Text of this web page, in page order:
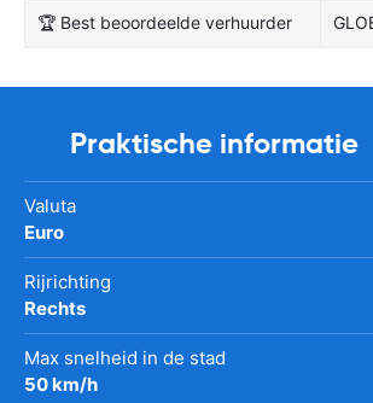
🏆 Best beoordeelde verhuurder
Praktische informatie
Valuta
Euro
Rijrichting
Rechts
Max snelheid in de stad
50 km/h